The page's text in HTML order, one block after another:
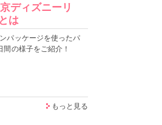
ディズニーリ
は
パッケージを使ったパ
間の様子をご紹介！
もっと見る